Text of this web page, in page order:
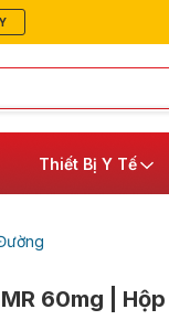
Thiết Bị Y Tế
60mg |